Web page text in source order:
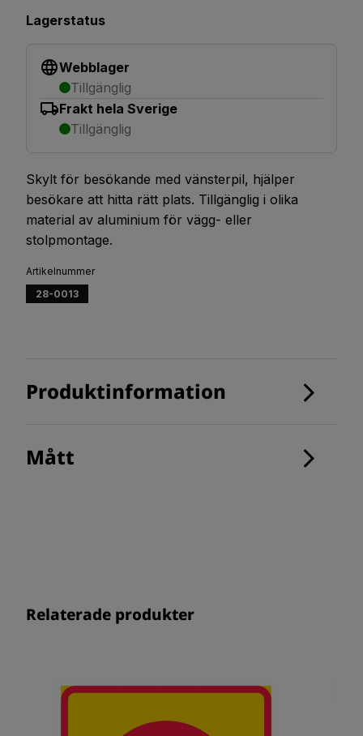
Lagerstatus
Webblager
Tillgänglig
Frakt hela Sverige
Tillgänglig
Skylt för besökande med vänsterpil, hjälper
besökare att hitta rätt plats. Tillgänglig i olika
material av aluminium för vägg- eller
stolpmontage.
Artikelnummer
28-0013
Produktinformation
Mått
Relaterade produkter